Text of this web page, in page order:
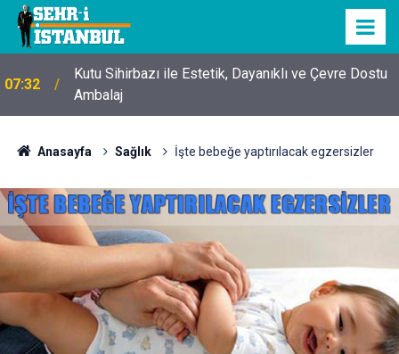
07:32
Kutu Sihirbazı ile Estetik, Dayanıklı ve Çevre Dostu
Ambalaj
Anasayfa Sağlık İşte bebeğe yaptırılacak egzersizler